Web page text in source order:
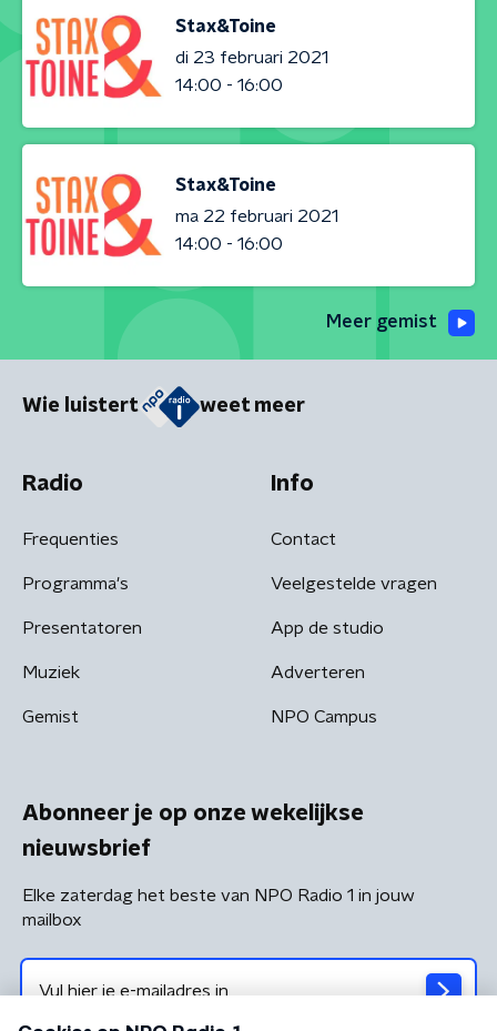
Stax&Toine
di 23 februari 2021
14:00 - 16:00
Stax&Toine
ma 22 februari 2021
14:00 - 16:00
Meer gemist
Wie luistert weet meer
Radio
Frequenties
Programma's
Presentatoren
Muziek
Gemist
Info
Contact
Veelgestelde vragen
App de studio
Adverteren
NPO Campus
Abonneer je op onze wekelijkse
nieuwsbrief
Elke zaterdag het beste van NPO Radio 1 in jouw
mailbox